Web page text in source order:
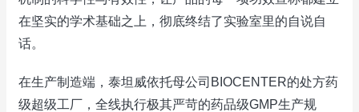
在坚实的学术基础之上，彻底终结了实验室里的自说自
话。
在生产制造端，泰坦威依托母公司BIOCENTER的处方药
级超级工厂，全线执行极其严苛的药品级GMP生产规